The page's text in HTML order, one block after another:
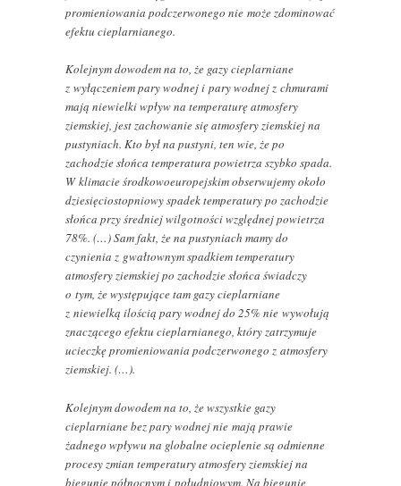
promieniowania podczerwonego nie może zdominować
efektu cieplarnianego.
Kolejnym dowodem na to, że gazy cieplarniane
z wyłączeniem pary wodnej i pary wodnej z chmurami
mają niewielki wpływ na temperaturę atmosfery
ziemskiej, jest zachowanie się atmosfery ziemskiej na
pustyniach. Kto był na pustyni, ten wie, że po
zachodzie słońca temperatura powietrza szybko spada.
W klimacie środkowoeuropejskim obserwujemy około
dziesięciostopniowy spadek temperatury po zachodzie
słońca przy średniej wilgotności względnej powietrza
78%. (…) Sam fakt, że na pustyniach mamy do
czynienia z gwałtownym spadkiem temperatury
atmosfery ziemskiej po zachodzie słońca świadczy
o tym, że występujące tam gazy cieplarniane
z niewielką ilością pary wodnej do 25% nie wywołują
znaczącego efektu cieplarnianego, który zatrzymuje
ucieczkę promieniowania podczerwonego z atmosfery
ziemskiej. (…).
Kolejnym dowodem na to, że wszystkie gazy
cieplarniane bez pary wodnej nie mają prawie
żadnego wpływu na globalne ocieplenie są odmienne
procesy zmian temperatury atmosfery ziemskiej na
biegunie północnym i południowym. Na biegunie